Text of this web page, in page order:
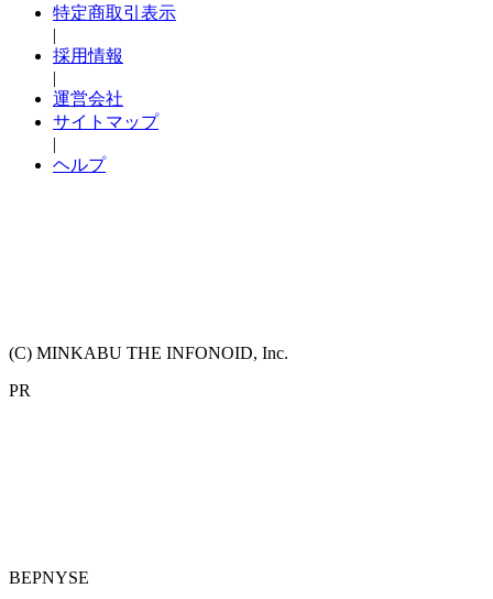
特定商取引表示
|
採用情報
|
運営会社
サイトマップ
|
ヘルプ
(C) MINKABU THE INFONOID, Inc.
PR
BEPNYSE